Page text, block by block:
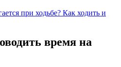
при ходьбе? Как ходить и
время на